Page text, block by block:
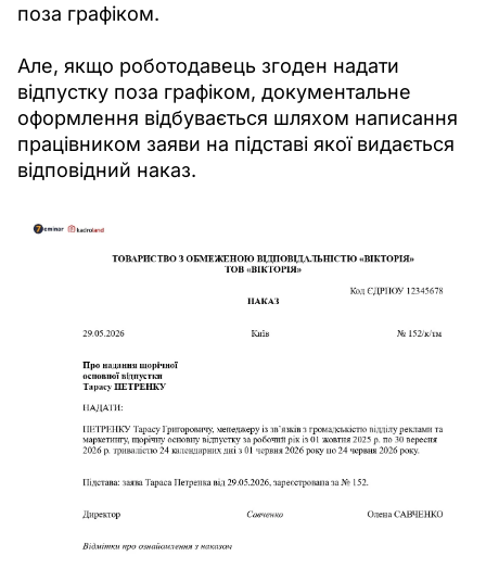
поза графіком.
Але, якщо роботодавець згоден надати
відпустку поза графіком, документальне
оформлення відбувається шляхом написання
працівником заяви на підставі якої видається
відповідний наказ.